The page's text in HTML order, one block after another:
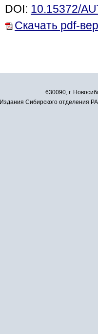
DOI: 10.15372/
Скачать pdf-
630090, г.
Издания Сибирского отделения